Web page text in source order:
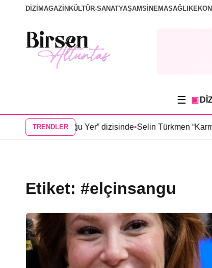
DİZİ MAGAZİN KÜLTÜR-SANATYAŞAMSİNEMASAĞLIK
☰ ▣
TRENDLER
Doğduğu Yer” dizisinde•Selin Türkmen “Karma”
Etiket: #elçinsangu